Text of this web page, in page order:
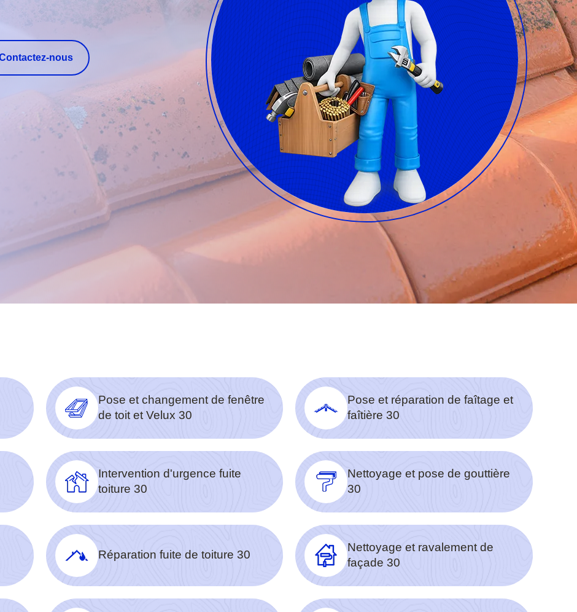
nous
Pose et changement de fenêtre
de toit et Velux 30
Pose et réparation de faîtage et
faîtière 30
Intervention d'urgence fuite
toiture 30
Nettoyage et pose de gouttière
30
Réparation fuite de toiture 30
Nettoyage et ravalement de
façade 30